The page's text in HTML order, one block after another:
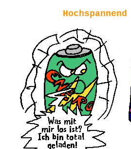
Hochspannend